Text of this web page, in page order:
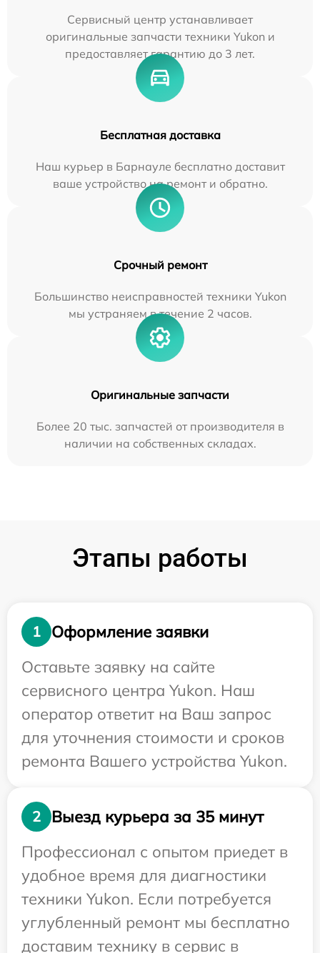
Сервисный центр устанавливает
оригинальные запчасти техники Yukon и
предоставляет гарантию до 3 лет.
Бесплатная доставка
Наш курьер в Барнауле бесплатно доставит
ваше устройство на ремонт и обратно.
Срочный ремонт
Большинство неисправностей техники Yukon
мы устраняем в течение 2 часов.
Оригинальные запчасти
Более 20 тыс. запчастей от производителя в
наличии на собственных складах.
Этапы работы
1
Оформление заявки
Оставьте заявку на сайте
сервисного центра Yukon. Наш
оператор ответит на Ваш запрос
для уточнения стоимости и сроков
ремонта Вашего устройства Yukon.
2
Выезд курьера за 35 минут
Профессионал с опытом приедет в
удобное время для диагностики
техники Yukon. Если потребуется
углубленный ремонт мы бесплатно
доставим технику в сервис в